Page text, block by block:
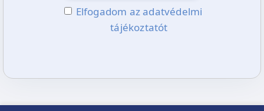
Elfogadom az adatvédelmi
tájékoztatót